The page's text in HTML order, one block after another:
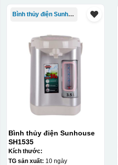
Bình thủy điện Sunhouse
Bình thủy điện Sunhouse
SH1535
Kích thước:
TG sản xuất: 10 ngày